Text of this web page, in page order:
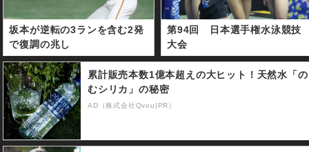
坂本が逆転の3ランを含む2発
で復調の兆し
第94回 日本選手権水泳競技
大会
累計販売本数1億本超えの大ヒット！天然水「の
むシリカ」の秘密
AD（株式会社Qvou|PR）